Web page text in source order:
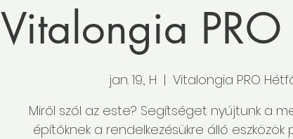
Vitalongia
jan. 19., H
  |
Vitalongia PRO
Miről szól az este? Segítséget nyújtunk a
építőknek a rendelkezésükre álló eszközök